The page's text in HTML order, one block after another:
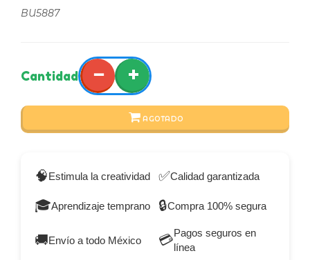
BU5887
Cantidad − +
AGOTADO
🧠Estimula la creatividad ✅Calidad garantizada
🎓Aprendizaje temprano 🔒Compra 100% segura
🚚Envío a todo México 💳Pagos seguros en
línea